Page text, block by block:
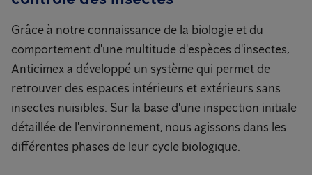
Grâce à notre connaissance de la biologie et du
comportement d'une multitude d'espèces d'insectes,
Anticimex a développé un système qui permet de
retrouver des espaces intérieurs et extérieurs sans
insectes nuisibles. Sur la base d'une inspection initiale
détaillée de l'environnement, nous agissons dans les
différentes phases de leur cycle biologique.